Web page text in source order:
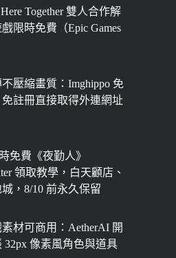
Here Together 雙人合作解
限時免費（Epic Games
壓縮畫質：Imghippo 免
註冊直接取得外連網址
免費《夜勤人》
領取教學，白天顧店、
，8/10 前永久保留
材可商用：AetherAI 開
32px 像素風角色與道具